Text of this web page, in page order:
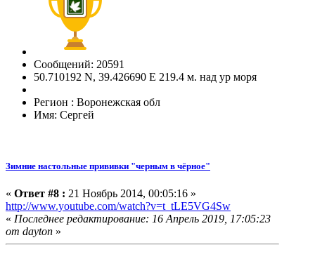
Сообщений: 20591
50.710192 N, 39.426690 E 219.4 м. над ур моря
Регион : Воронежская обл
Имя: Сергей
Зимние настольные прививки "черным в чёрное"
« Ответ #8 : 21 Ноябрь 2014, 00:05:16 »
http://www.youtube.com/watch?v=t_tLE5VG4Sw
« Последнее редактирование: 16 Апрель 2019, 17:05:23
от dayton »